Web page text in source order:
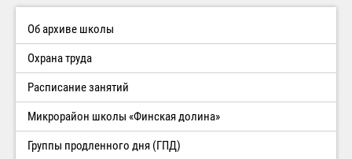
Об архиве школы
Охрана труда
Расписание занятий
Микрорайон школы «Финская долина»
Группы продленного дня (ГПД)